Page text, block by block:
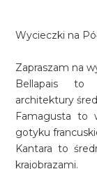
Wycieczki na
Zapraszam na
Bellapais to
architektury
Famagusta to
gotyku
Kantara to
krajobrazami.